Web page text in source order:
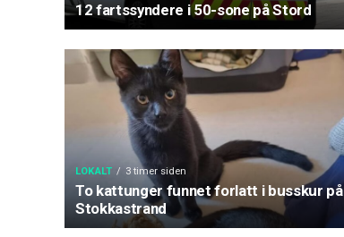
12 fartssyndere i 50-sone på Stord
LOKALT 3 timer siden
To kattunger funnet forlatt i busskur på
Stokkastrand